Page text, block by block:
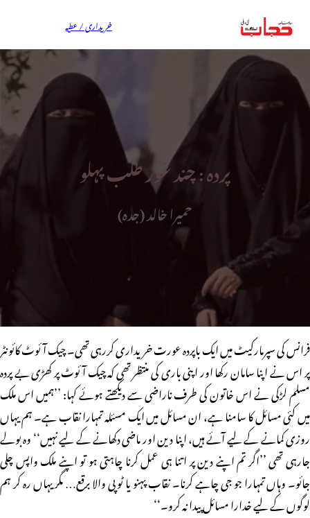
خریداری / عطیہ
پردہ : چند غور طلب پہلو
حمیرا خالد (جدہ)
فرانس کی سپرمارکیٹ میں ایک باپردہ عورت خریداری کررہی تھی۔ چیک آئوٹ کائونٹر
پر اس نے اپنا سامان رکھا اور اپنی باری کی منتظر تھی کہ چیک آئوٹ پر کھڑی بے پردہ
مسلم لڑکی نے اس خاتون کی طرف ناراضی سے دیکھتے ہوئے کہا: ’’ہمیں اس ملک
میں کئی مسائل کا سامنا ہے، ان مسائل میں ایک مسئلہ تمہارا نقاب ہے۔ ہم یہاں
روزی کمانے کے لیے آئے ہیں، اپنا دین اور ماضی دکھانے کے لیے نہیں‘‘ وہ بولے
جارہی تھی ’’اگر تم اپنے دین پر اتنا ہی عمل کرنا چاہتی ہو تو اپنے ملک واپس چلی
جائو۔ وہاں تمہارا جو جی چاہے کرنا۔ نقاب پہنو یا ٹوپی والا برقع… مگر یہاں رہ کر ہم
لوگوں کے لیے خدارا مسائل پیدا نہ کرو۔‘‘